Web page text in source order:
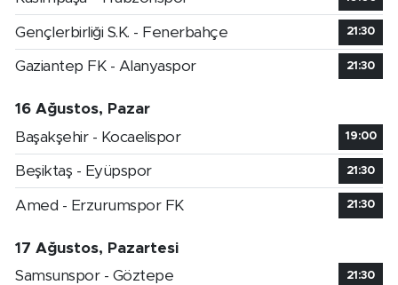
Gençlerbirliği S.K. - Fenerbahçe 21:30
Gaziantep FK - Alanyaspor 21:30
16 Ağustos, Pazar
Başakşehir - Kocaelispor
19:00
Beşiktaş - Eyüpspor 21:30
Amed - Erzurumspor FK 21:30
17 Ağustos, Pazartesi
Samsunspor - Göztepe
21:30